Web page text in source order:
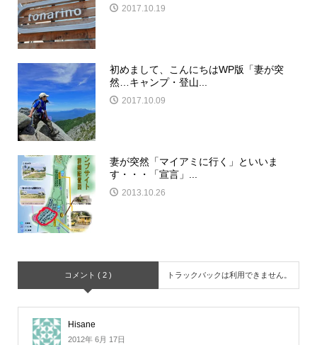
2017.10.19
初めまして、こんにちはWP版「妻が突
然…キャンプ・登山...
2017.10.09
妻が突然「マイアミに行く」といいま
す・・・「宣言」...
2013.10.26
コメント ( 2 ) トラックバックは利用できません。
Hisane
2012年 6月 17日